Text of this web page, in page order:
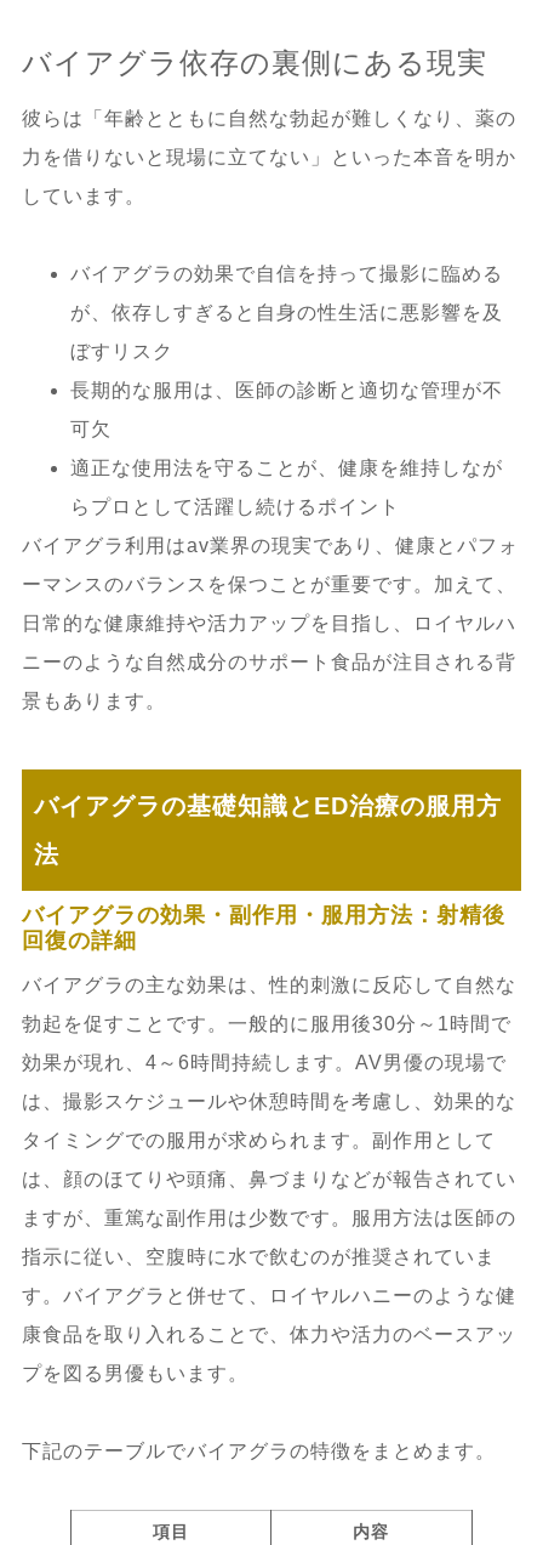
バイアグラ依存の裏側にある現実
彼らは「年齢とともに自然な勃起が難しくなり、薬の
力を借りないと現場に立てない」といった本音を明か
しています。
バイアグラの効果で自信を持って撮影に臨める
が、依存しすぎると自身の性生活に悪影響を及
ぼすリスク
長期的な服用は、医師の診断と適切な管理が不
可欠
適正な使用法を守ることが、健康を維持しなが
らプロとして活躍し続けるポイント
バイアグラ利用はav業界の現実であり、健康とパフォ
ーマンスのバランスを保つことが重要です。加えて、
日常的な健康維持や活力アップを目指し、ロイヤルハ
ニーのような自然成分のサポート食品が注目される背
景もあります。
バイアグラの基礎知識とED治療の服用方
法
バイアグラの効果・副作用・服用方法：射精後
回復の詳細
バイアグラの主な効果は、性的刺激に反応して自然な
勃起を促すことです。一般的に服用後30分～1時間で
効果が現れ、4～6時間持続します。AV男優の現場で
は、撮影スケジュールや休憩時間を考慮し、効果的な
タイミングでの服用が求められます。副作用として
は、顔のほてりや頭痛、鼻づまりなどが報告されてい
ますが、重篤な副作用は少数です。服用方法は医師の
指示に従い、空腹時に水で飲むのが推奨されていま
す。バイアグラと併せて、ロイヤルハニーのような健
康食品を取り入れることで、体力や活力のベースアッ
プを図る男優もいます。
下記のテーブルでバイアグラの特徴をまとめます。
項目 内容